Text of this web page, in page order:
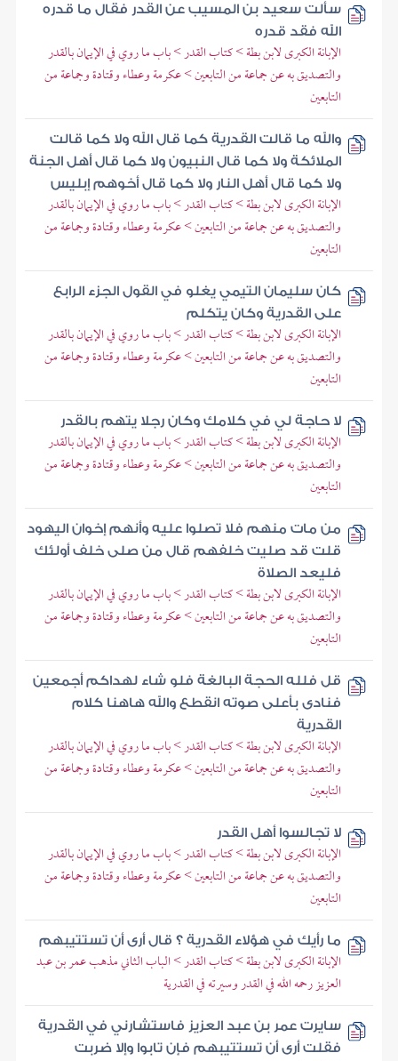
سألت سعيد بن المسيب عن القدر فقال ما قدره
الله فقد قدره
الإبانة الكبرى لابن بطة > كتاب القدر > باب ما روي في الإيمان بالقدر
والتصديق به عن جماعة من التابعين > عكرمة وعطاء وقتادة وجماعة من
التابعين
والله ما قالت القدرية كما قال الله ولا كما قالت
الملائكة ولا كما قال النبيون ولا كما قال أهل الجنة
ولا كما قال أهل النار ولا كما قال أخوهم إبليس
الإبانة الكبرى لابن بطة > كتاب القدر > باب ما روي في الإيمان بالقدر
والتصديق به عن جماعة من التابعين > عكرمة وعطاء وقتادة وجماعة من
التابعين
كان سليمان التيمي يغلو في القول الجزء الرابع
على القدرية وكان يتكلم
الإبانة الكبرى لابن بطة > كتاب القدر > باب ما روي في الإيمان بالقدر
والتصديق به عن جماعة من التابعين > عكرمة وعطاء وقتادة وجماعة من
التابعين
لا حاجة لي في كلامك وكان رجلا يتهم بالقدر
الإبانة الكبرى لابن بطة > كتاب القدر > باب ما روي في الإيمان بالقدر
والتصديق به عن جماعة من التابعين > عكرمة وعطاء وقتادة وجماعة من
التابعين
من مات منهم فلا تصلوا عليه وأنهم إخوان اليهود
قلت قد صليت خلفهم قال من صلى خلف أولئك
فليعد الصلاة
الإبانة الكبرى لابن بطة > كتاب القدر > باب ما روي في الإيمان بالقدر
والتصديق به عن جماعة من التابعين > عكرمة وعطاء وقتادة وجماعة من
التابعين
قل فلله الحجة البالغة فلو شاء لهداكم أجمعين
فنادى بأعلى صوته انقطع والله هاهنا كلام
القدرية
الإبانة الكبرى لابن بطة > كتاب القدر > باب ما روي في الإيمان بالقدر
والتصديق به عن جماعة من التابعين > عكرمة وعطاء وقتادة وجماعة من
التابعين
لا تجالسوا أهل القدر
الإبانة الكبرى لابن بطة > كتاب القدر > باب ما روي في الإيمان بالقدر
والتصديق به عن جماعة من التابعين > عكرمة وعطاء وقتادة وجماعة من
التابعين
ما رأيك في هؤلاء القدرية ؟ قال أرى أن تستتيبهم
الإبانة الكبرى لابن بطة > كتاب القدر > الباب الثاني مذهب عمر بن عبد
العزيز رحمه الله في القدر وسيرته في القدرية
سايرت عمر بن عبد العزيز فاستشارني في القدرية
فقلت أرى أن تستتيبهم فإن تابوا وإلا ضربت